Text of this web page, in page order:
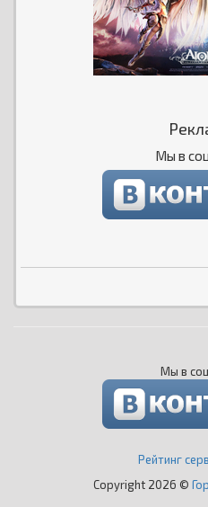
Мы в
Мы в
Рейтинг
Copyright 2026 ©